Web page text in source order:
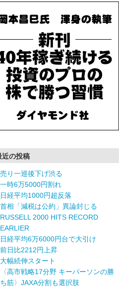
近の投稿
売り一巡後下げ渋る
一時6万5000円割れ
日経平均1000円超反落
首相「減税は公約」異論封じる
RUSSELL 2000 HITS RECORD
EARLIER
日経平均6万6000円台で大引け
前日比2212円上昇
大幅続伸スタート
〈高市戦略17分野 キーパーソンの勝
ち筋〉JAXA分割も選択肢